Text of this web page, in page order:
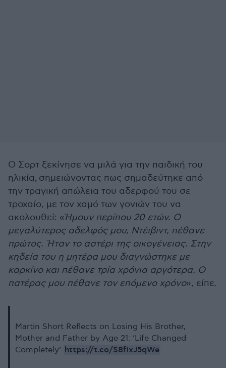
Ο Σορτ ξεκίνησε να μιλά για την παιδική του
ηλικία, σημειώνοντας πως σημαδεύτηκε από
την τραγική απώλεια του αδερφού του σε
τροχαίο, με τον χαμό των γονιών του να
ακολουθεί: «Ήμουν περίπου 20 ετών. Ο
μεγαλύτερος αδελφός μου, Ντέιβιντ, πέθανε
πρώτος. Ήταν το αστέρι της οικογένειας. Στην
κηδεία του η μητέρα μου διαγνώστηκε με
καρκίνο και πέθανε τρία χρόνια αργότερα. Ο
πατέρας μου πέθανε τον επόμενο χρόνο», είπε.
Martin Short Reflects on Losing His Brother,
Mother and Father by Age 21: ‘Life Changed
Completely’ https://t.co/S8fIxJ5qWe